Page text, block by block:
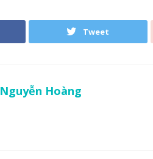
Tweet
Nguyễn Hoàng